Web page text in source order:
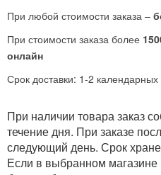
При любой стоимости заказа –
При стоимости заказа более
онлайн
Срок доставки: 1-2 календарных
При наличии товара заказ
течение дня. При заказе
следующий день. Срок
Если в выбранном магазине